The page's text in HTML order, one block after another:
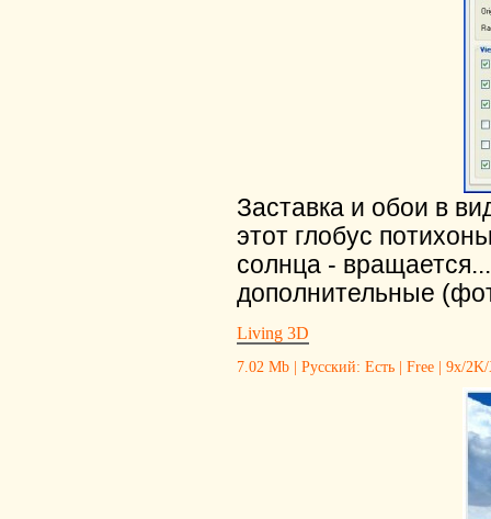
Заставка и обои в
этот глобус
солнца -
дополнительные
Living 3D
7.02 Mb | Русский: Есть | Free | 9x/